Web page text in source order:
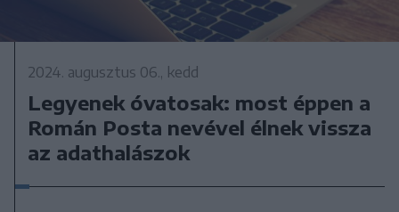
2024. augusztus 06., kedd
Legyenek óvatosak: most éppen a
Román Posta nevével élnek vissza
az adathalászok